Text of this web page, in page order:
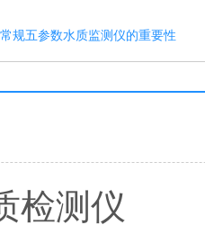
常规五参数水质监测仪的重要性
检测仪